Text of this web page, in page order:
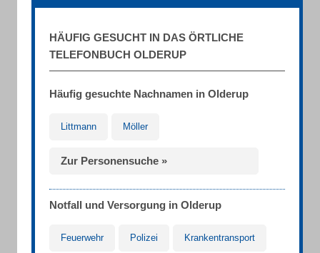
HÄUFIG GESUCHT IN DAS ÖRTLICHE
TELEFONBUCH OLDERUP
Häufig gesuchte Nachnamen in Olderup
Littmann Möller
Zur Personensuche »
Notfall und Versorgung in Olderup
Feuerwehr Polizei Krankentransport